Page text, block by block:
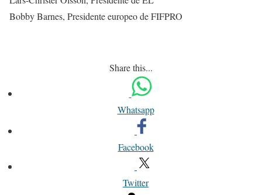
Bobby Barnes, Presidente europeo de FIFPRO
Share this...
Whatsapp
Facebook
Twitter